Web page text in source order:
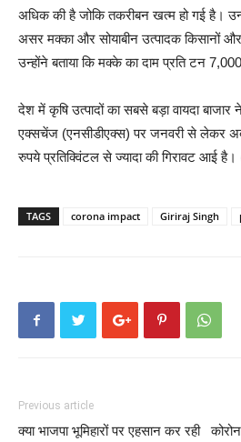
अधिक की है जोकि तकरीबन खत्म हो गई है।
असर मक्का और सोयाबीन उत्पादक किसानों और
उन्होंने बताया कि मक्के का दाम प्रति टन
देश में कृषि उत्पादों का सबसे बड़ा वायदा
एक्सचेंज (एनसीडीएक्स) पर जनवरी से लेकर
रुपये प्रतिक्विंटल से ज्यादा की गिरावट आई
TAGS corona impact Giriraj Singh
Previous article
क्या भाजपा भूमिहारों पर एहसान कर रही